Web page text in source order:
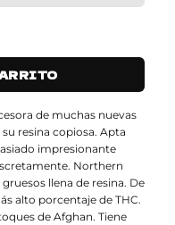
de muchas nuevas
resina copiosa. Apta
impresionante
Northern
llena de resina. De
alto porcentaje de THC.
de Afghan. Tiene